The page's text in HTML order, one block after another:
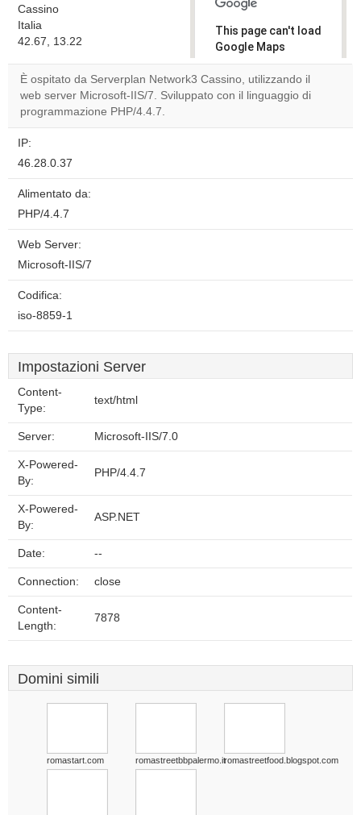
Cassino
Italia
42.67, 13.22
This page can't load
Google Maps
correctly.
Do you
È ospitato da Serverplan Network3 Cassino, utilizzando il
web server Microsoft-IIS/7. Sviluppato con il linguaggio di
programmazione PHP/4.4.7.
IP:
46.28.0.37
Alimentato da:
PHP/4.4.7
Web Server:
Microsoft-IIS/7
Codifica:
iso-8859-1
Impostazioni Server
Content-
Type:
text/html
Server: Microsoft-IIS/7.0
X-Powered-
By:
PHP/4.4.7
X-Powered-
By:
ASP.NET
Date: --
Connection: close
Content-
Length:
7878
Domini simili
romastart.com romastreetbbpalermo.itromastreetfood.blogspot.com